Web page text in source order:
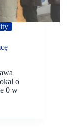
o
0 w